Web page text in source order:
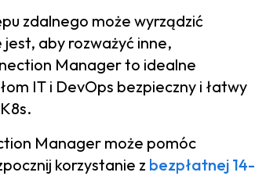
zdalnego może wyrządzić
aby rozważyć inne,
Manager to idealne
IT i DevOps bezpieczny i łatwy
Manager może pomóc
korzystanie z bezpłatnej 14-